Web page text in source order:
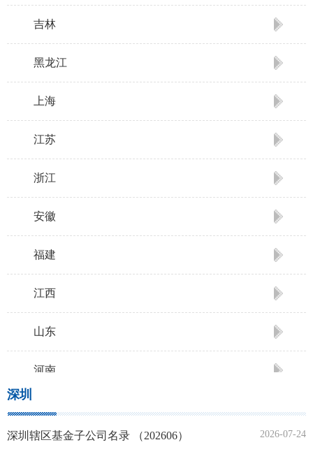
吉林
黑龙江
上海
江苏
浙江
安徽
福建
江西
山东
河南
深圳
深圳辖区基金子公司名录 （202606） 2026-07-24